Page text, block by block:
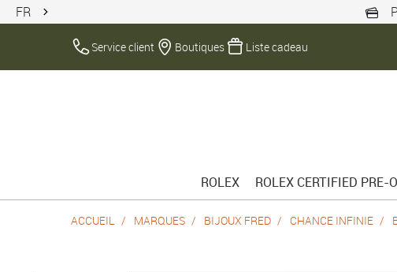
FR
Service client Boutiques Liste cadeau
ROLEX ROLEX CERTIFIED PRE-
ACCUEIL MARQUES BIJOUX FRED CHANCE INFINIE